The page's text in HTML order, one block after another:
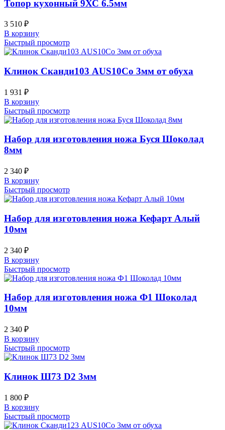
Топор кухонный 9ХС 6.5мм
3 510 ₽
В корзину
Быстрый просмотр
Клинок Сканди103 AUS10Co 3мм от обуха
1 931 ₽
В корзину
Быстрый просмотр
Набор для изготовления ножа Буся Шоколад
8мм
2 340 ₽
В корзину
Быстрый просмотр
Набор для изготовления ножа Кефарт Алый
10мм
2 340 ₽
В корзину
Быстрый просмотр
Набор для изготовления ножа Ф1 Шоколад
10мм
2 340 ₽
В корзину
Быстрый просмотр
Клинок Ш73 D2 3мм
1 800 ₽
В корзину
Быстрый просмотр